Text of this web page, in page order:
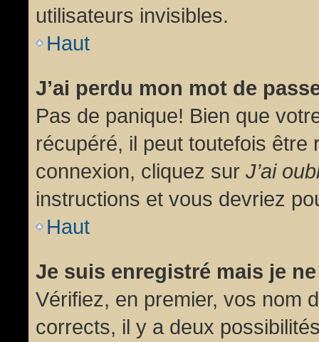
utilisateurs invisibles.
Haut
J’ai perdu mon mot de
Pas de panique! Bien que
récupéré, il peut toutefois être
connexion, cliquez sur J’ai
instructions et vous devriez
Haut
Je suis enregistré mais je
Vérifiez, en premier, vos nom
corrects, il y a deux